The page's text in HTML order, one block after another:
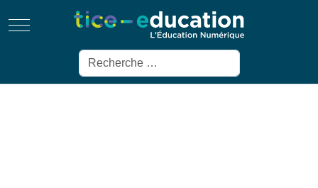
Mobile Menu Toggle
Rechercher